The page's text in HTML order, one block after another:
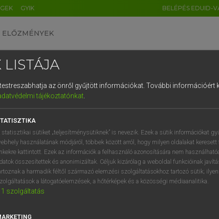
GYIK BELÉPÉS EDUID-
ELŐZMÉNYEK
műszaki szótár
VAN ELŐFIZETÉSED?
megtekintéséhez.
LISTÁJA
az önről gyűjtött információkat. További információért
tájékoztatónkat.
statisztikai sütiket „teljesítménysütiknek” is nevezik. Ezek a sütik információkat
használatának módjáról, többek között arról, hogy milyen oldalakat keresett
kattintott. Ezek az információk a felhasználó azonosítására nem
összesítettek és anonimizáltak. Céljuk kizárólag a weboldal funkcióinak
a harmadik féltől származó elemzési szolgáltatásokhoz tartozó sütik;
a látogatóelemzések, a hőtérképek és a közösségi médiaanalitika.
1 szolgáltatás
DE CN FR ES IT NL
1 2 3 4 5 6 7 8 9
q w e r t z u i
a s d f g h j k l é
í y x c v b n m , .